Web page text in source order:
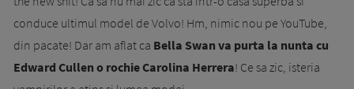
conduce ultimul model de Volvo! Hm, nimic nou pe YouTube,
din pacate! Dar am aflat ca Bella Swan va purta la nunta cu
Edward Cullen o rochie Carolina Her­rera! Ce sa zic, isteria